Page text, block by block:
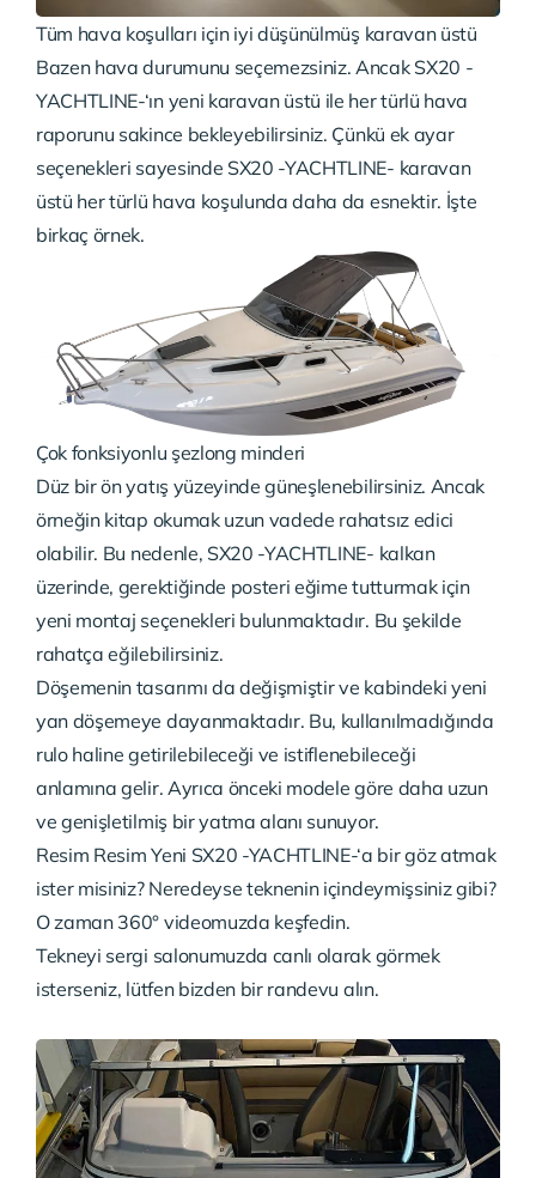
Tüm hava koşulları için iyi düşünülmüş karavan üstü
Bazen hava durumunu seçemezsiniz. Ancak SX20 -
YACHTLINE-‘ın yeni karavan üstü ile her türlü hava
raporunu sakince bekleyebilirsiniz. Çünkü ek ayar
seçenekleri sayesinde SX20 -YACHTLINE- karavan
üstü her türlü hava koşulunda daha da esnektir. İşte
birkaç örnek.
Çok fonksiyonlu şezlong minderi
Düz bir ön yatış yüzeyinde güneşlenebilirsiniz. Ancak
örneğin kitap okumak uzun vadede rahatsız edici
olabilir. Bu nedenle, SX20 -YACHTLINE- kalkan
üzerinde, gerektiğinde posteri eğime tutturmak için
yeni montaj seçenekleri bulunmaktadır. Bu şekilde
rahatça eğilebilirsiniz.
Döşemenin tasarımı da değişmiştir ve kabindeki yeni
yan döşemeye dayanmaktadır. Bu, kullanılmadığında
rulo haline getirilebileceği ve istiflenebileceği
anlamına gelir. Ayrıca önceki modele göre daha uzun
ve genişletilmiş bir yatma alanı sunuyor.
Resim Resim Yeni SX20 -YACHTLINE-‘a bir göz atmak
ister misiniz? Neredeyse teknenin içindeymişsiniz gibi?
O zaman 360° videomuzda keşfedin.
Tekneyi sergi salonumuzda canlı olarak görmek
isterseniz, lütfen bizden bir randevu alın.